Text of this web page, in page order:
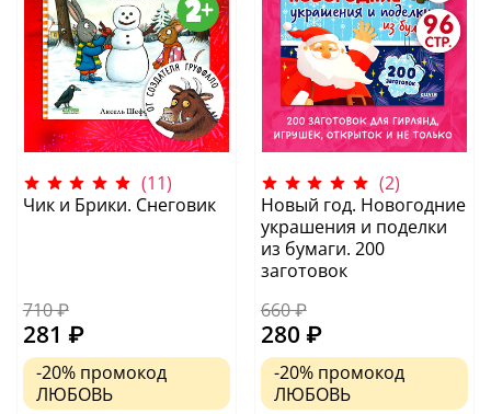
(11)
Чик и Брики. Снеговик
710 ₽
281 ₽
-20% промокод
ЛЮБОВЬ
(2)
Новый год. Новогодние
украшения и поделки
из бумаги. 200
заготовок
660 ₽
280 ₽
-20% промокод
ЛЮБОВЬ